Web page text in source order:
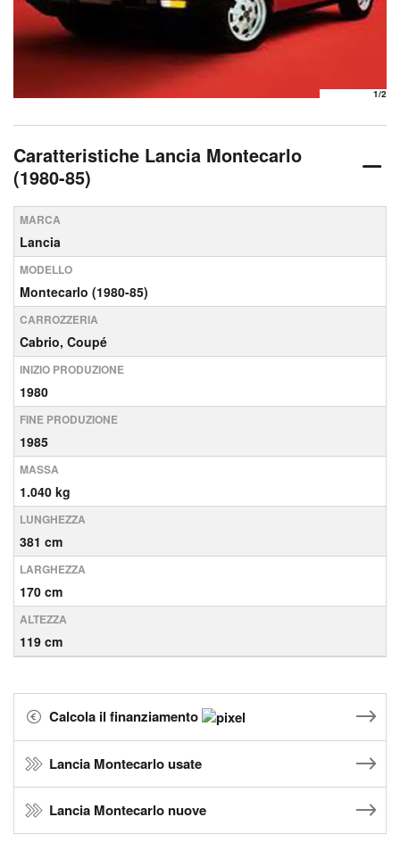
1/2
Caratteristiche Lancia Montecarlo
(1980-85)
MARCA
Lancia
MODELLO
Montecarlo (1980-85)
CARROZZERIA
Cabrio, Coupé
INIZIO PRODUZIONE
1980
FINE PRODUZIONE
1985
MASSA
1.040 kg
LUNGHEZZA
381 cm
LARGHEZZA
170 cm
ALTEZZA
119 cm
Calcola il finanziamento
Lancia Montecarlo usate
Lancia Montecarlo nuove